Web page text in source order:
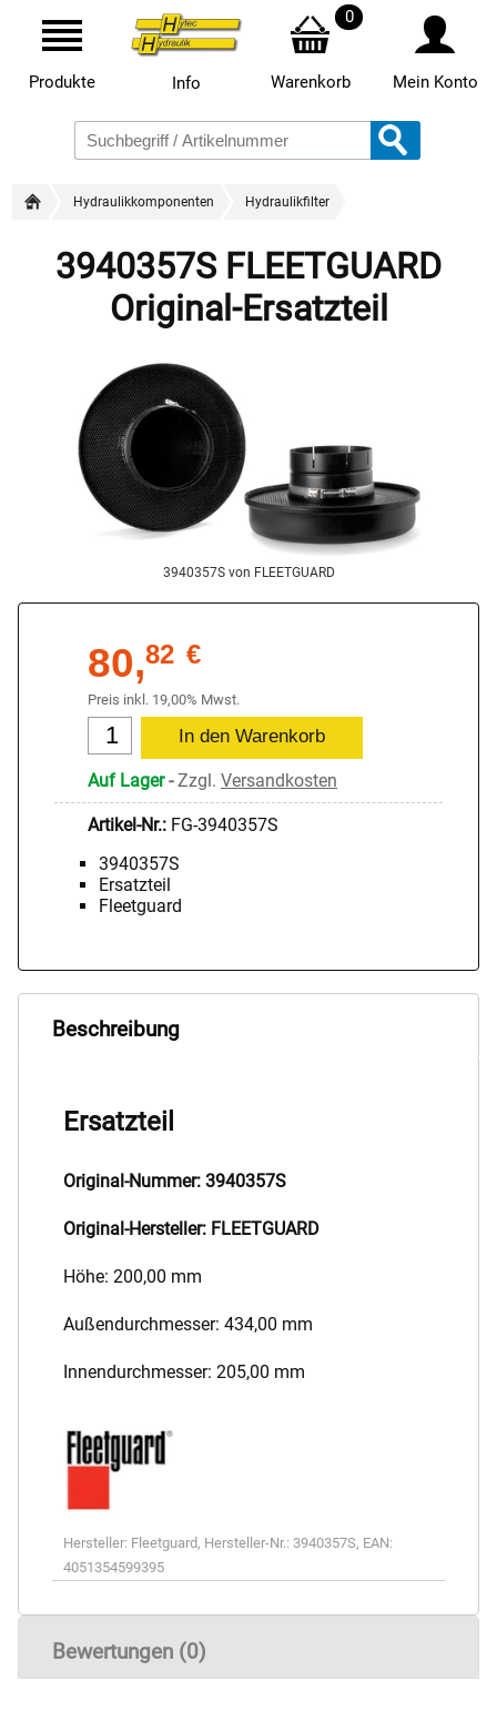
Produkte Info
0
Warenkorb Mein Konto
Hydraulikkomponenten Hydraulikfilter
3940357S FLEETGUARD
Original-Ersatzteil
3940357S von FLEETGUARD
80,82 €
Preis inkl. 19,00% Mwst.
Auf Lager-Zzgl. Versandkosten
Artikel-Nr.: FG-3940357S
3940357S
Ersatzteil
Fleetguard
Beschreibung
Ersatzteil
Original-Nummer: 3940357S
Original-Hersteller: FLEETGUARD
Höhe: 200,00 mm
Außendurchmesser: 434,00 mm
Innendurchmesser: 205,00 mm
Hersteller: Fleetguard , Hersteller-Nr.: 3940357S, EAN:
4051354599395
Bewertungen (0)